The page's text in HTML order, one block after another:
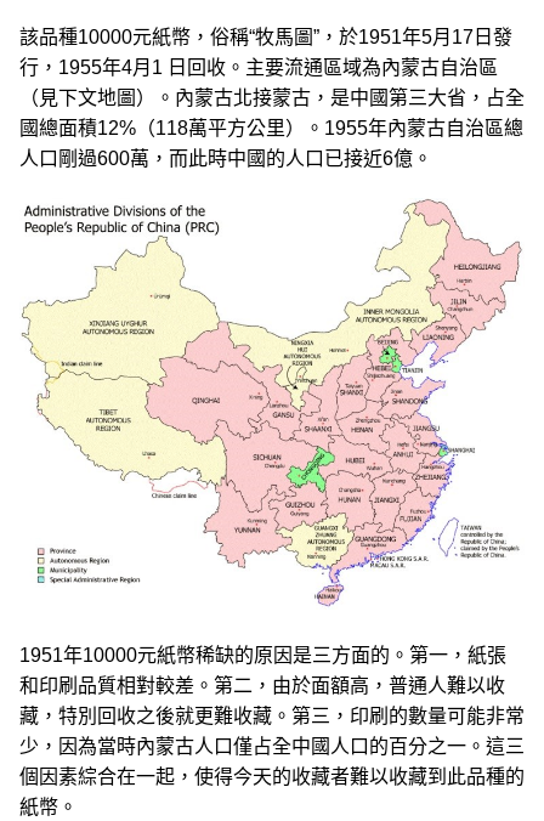
該品種10000元紙幣，俗稱“牧馬圖”，於1951年5月17日發
行，1955年4月1 日回收。主要流通區域為內蒙古自治區
（見下文地圖）。內蒙古北接蒙古，是中國第三大省，占全
國總面積12%（118萬平方公里）。1955年內蒙古自治區總
人口剛過600萬，而此時中國的人口已接近6億。
1951年10000元紙幣稀缺的原因是三方面的。第一，紙張
和印刷品質相對較差。第二，由於面額高，普通人難以收
藏，特別回收之後就更難收藏。第三，印刷的數量可能非常
少，因為當時內蒙古人口僅占全中國人口的百分之一。這三
個因素綜合在一起，使得今天的收藏者難以收藏到此品種的
紙幣。